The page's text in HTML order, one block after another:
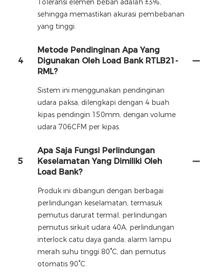
Toleransi elemen beban adalah ±3%,
sehingga memastikan akurasi pembebanan
yang tinggi.
4
Metode Pendinginan Apa Yang
Digunakan Oleh Load Bank RTLB21-
RML?
Sistem ini menggunakan pendinginan
udara paksa, dilengkapi dengan 4 buah
kipas pendingin 150mm, dengan volume
udara 706CFM per kipas.
5
Apa Saja Fungsi Perlindungan
Keselamatan Yang Dimiliki Oleh
Load Bank?
Produk ini dibangun dengan berbagai
perlindungan keselamatan, termasuk
pemutus darurat termal, perlindungan
pemutus sirkuit udara 40A, perlindungan
interlock catu daya ganda, alarm lampu
merah suhu tinggi 80°C, dan pemutus
otomatis 90°C.